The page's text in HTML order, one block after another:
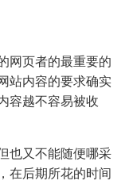
网页者的最重要的
站内容的要求确实
容越不容易被收
也又不能随便哪采
在后期所花的时间